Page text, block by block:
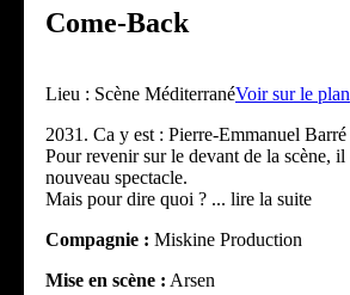
Come-Back
Lieu : Scène MéditerranéVoir sur le plan
2031. Ca y est : Pierre-Emmanuel Barré
Pour revenir sur le devant de la scène, il
nouveau spectacle.
Mais pour dire quoi ? ... lire la suite
Compagnie : Miskine Production
Mise en scène : Arsen